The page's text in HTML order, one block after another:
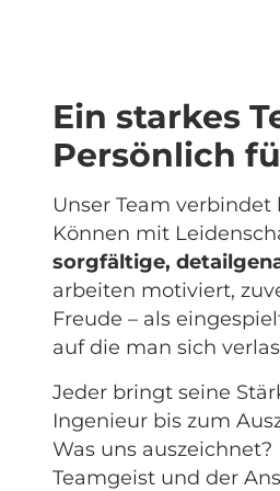
Ein starkes
Persönlich
Unser Team
Können mit
sorgfältige,
arbeiten motiviert,
Freude – als
auf die man sich
Jeder bringt seine
Ingenieur bis zum
Was uns auszeichnet?
Teamgeist und der